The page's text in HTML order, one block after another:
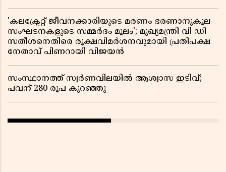
'കലക്ട്രേറ്റ് ജീവനക്കാരിയുടെ മരണം ഭരണാനുകൂല
സംഘടനകളുടെ സമ്മർദം മൂലം'; മുഖ്യമന്ത്രി വി ഡി
സതീശനെതിരെ രൂക്ഷവിമർശനവുമായി പ്രതിപക്ഷ
നേതാവ് പിണറായി വിജയൻ
സംസ്ഥാനത്ത് സ്വര്‍ണവിലയില്‍ ആശ്വാസ ഇടിവ്;
പവന് 280 രൂപ കുറഞ്ഞു